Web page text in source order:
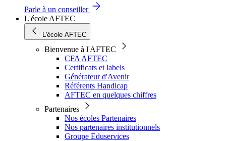
Parle à un conseiller
L'école AFTEC
L'école AFTEC
Bienvenue à l'AFTEC
CFA AFTEC
Certificats et labels
Générateur d'Avenir
Référents Handicap
AFTEC en quelques chiffres
Partenaires
Nos écoles Partenaires
Nos partenaires institutionnels
Groupe Eduservices